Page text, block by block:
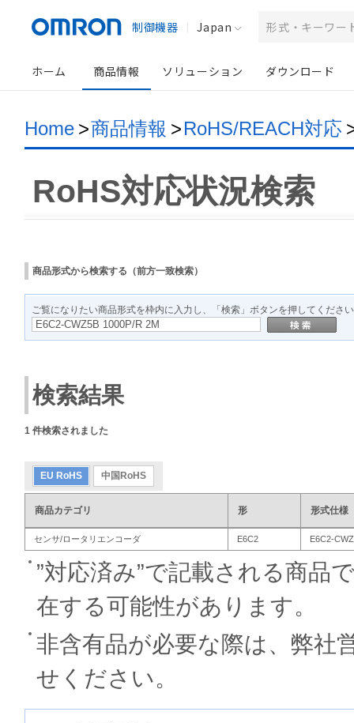
制御機器 Japan
ホーム 商品情報 ソリューション ダウンロード
Home >商品情報 >RoHS/REACH対応
RoHS対応状況検索
商品形式から検索する（前方一致検索）
ご覧になりたい商品形式を枠内に入力し、「検索」ボタンを押してくださ
検索結果
1 件検索されました
EU RoHS 中国RoHS
商品カテゴリ 形 形式仕様
センサ/ロータリエンコーダ E6C2 E6C2-
”対応済み”で記載される商品
在する可能性があります。
非含有品が必要な際は、弊社
せください。